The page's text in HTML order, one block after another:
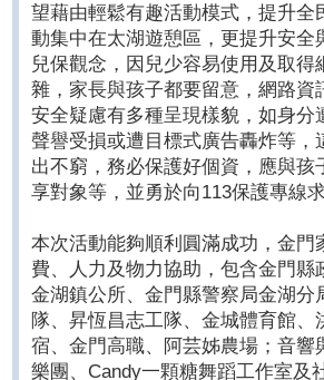
望藉由輕鬆有趣活動模式，提升
動集中在太湖遊憩區，更提升安
兒保觀念，因兒少容易使用及取
雜，家長與孩子都要留意，網路
安全疑慮有多種呈現樣貌，如身
聲譽受損或遭目標式廣告轟炸等
出不窮，務必保護好個資，應與
享對象等，並勇於向113保護專線
本次活動能夠順利圓滿成功，金
費、人力及物力協助，包含金門
金湖鎮公所、金門縣警察局金湖
隊、昇恆昌志工隊、金城體育館
宿、金門高職、阿芸姊農場；音
樂團、Candy一顆糖舞蹈工作室及